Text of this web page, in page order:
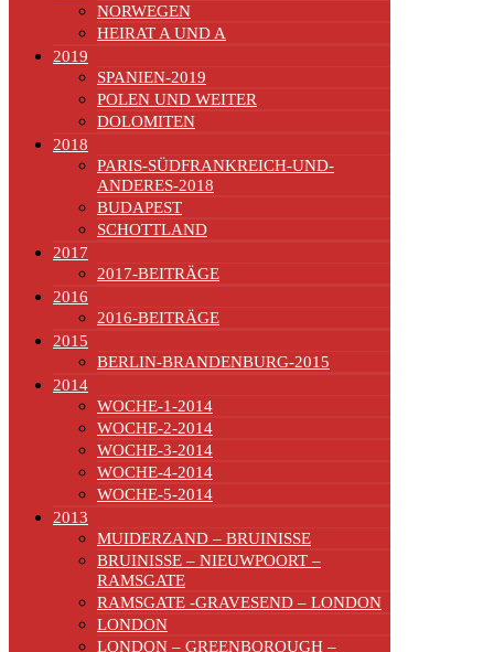
NORWEGEN
HEIRAT A UND A
2019
SPANIEN-2019
POLEN UND WEITER
DOLOMITEN
2018
PARIS-SÜDFRANKREICH-UND-
ANDERES-2018
BUDAPEST
SCHOTTLAND
2017
2017-BEITRÄGE
2016
2016-BEITRÄGE
2015
BERLIN-BRANDENBURG-2015
2014
WOCHE-1-2014
WOCHE-2-2014
WOCHE-3-2014
WOCHE-4-2014
WOCHE-5-2014
2013
MUIDERZAND – BRUINISSE
BRUINISSE – NIEUWPOORT –
RAMSGATE
RAMSGATE -GRAVESEND – LONDON
LONDON
LONDON – GREENBOROUGH –